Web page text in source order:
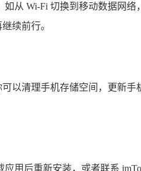
从 Wi-Fi 切换到移动数据网
续前行。
以清理手机存储空间，更新
用后重新安装，或者联系